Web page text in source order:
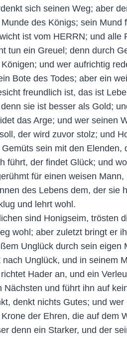
sich seinen Weg; aber
des Königs; sein Mund
ist vom HERRN; und alle
tun ein Greuel; denn durch
und wer aufrichtig
Bote des Todes; aber ein
freundlich ist, das ist
sie ist besser als Gold;
das Arge; und wer seinen
der wird zuvor stolz; und
sein mit den
führt, der findet Glück; und
für einen weisen
des Lebens dem, der sie
und lehrt wohl.
sind Honigseim, trösten
wohl; aber zuletzt bringt er
Unglück durch sein eigen
Unglück, und in seinem
Hader an, und ein
Nächsten und führt ihn auf
denkt nichts Gutes; und
der Ehren, die auf dem
denn ein Starker, und der